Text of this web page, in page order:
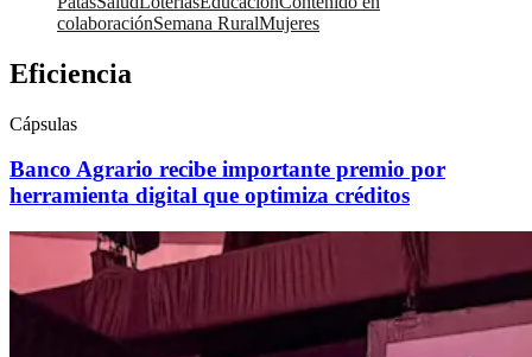
colaboraciónSemana RuralMujeres
Eficiencia
Cápsulas
Banco Agrario recibe importante premio por
herramienta digital que optimiza créditos